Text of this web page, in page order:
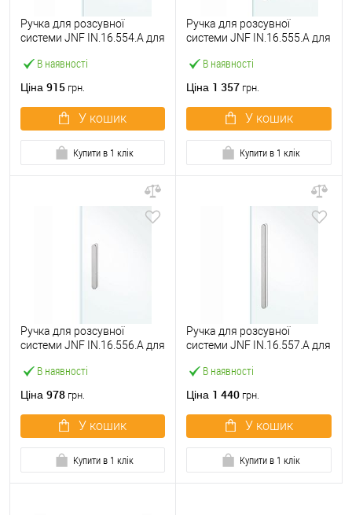
В наявності
Ручка для розсувної
системи JNF IN.16.554.A для
Ціна 915 грн.
У кошик
Купити в 1 клік
В наявності
Ручка для розсувної
системи JNF IN.16.555.A для
Ціна 1 357 грн.
У кошик
Купити в 1 клік
В наявності
Ручка для розсувної
системи JNF IN.16.556.A для
Ціна 978 грн.
У кошик
Купити в 1 клік
В наявності
Ручка для розсувної
системи JNF IN.16.557.A для
Ціна 1 440 грн.
У кошик
Купити в 1 клік